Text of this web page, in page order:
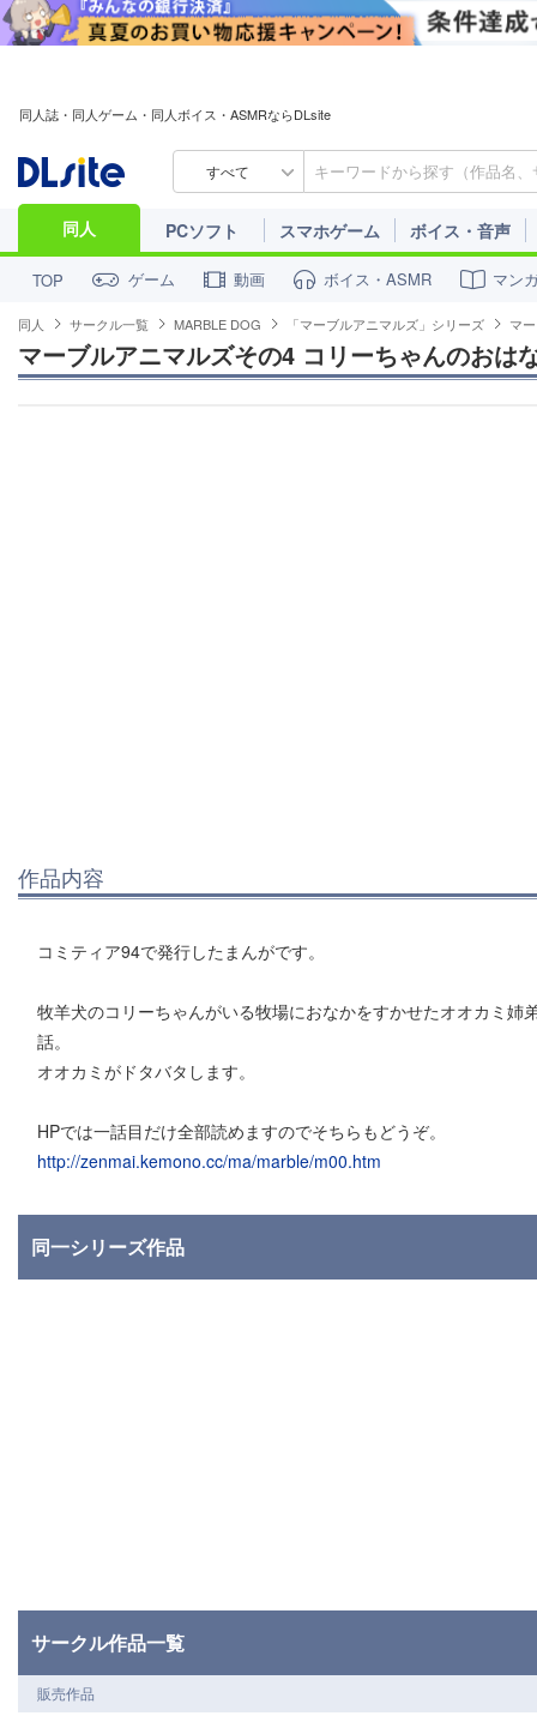
同人誌・同人ゲーム・同人ボイス・ASMRならDLsite
すべて
同人 PCソフト スマホゲーム ボイス・音声
TOP ゲーム 動画 ボイス・ASMR マン
同人 サークル一覧 MARBLE DOG 「マーブルアニマルズ」シリーズ マ
マーブルアニマルズその4 コリーちゃんのおは
作品内容
コミティア94で発行したまんがです。
牧羊犬のコリーちゃんがいる牧場におなかをすかせたオオカミ姉
話。
オオカミがドタバタします。
HPでは一話目だけ全部読めますのでそちらもどうぞ。
http://zenmai.kemono.cc/ma/marble/m00.htm
同一シリーズ作品
サークル作品一覧
販売作品